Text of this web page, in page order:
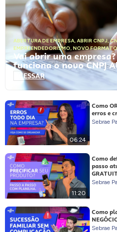
ABERTURA DE EMPRESA, ABRIR CNPJ,
EMPREENDEDORISMO, NOVO
Vai abrir uma
funciona o novo CNPJ
ACESSAR
06:24
Como
erros e
Sebrae
11:20
Como
passo
Sebrae
Como
Sebrae